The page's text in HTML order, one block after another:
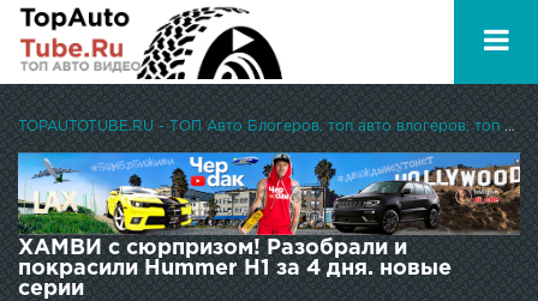
TOPAUTOTUBE.RU - ТОП Авто Блогеров, топ авто влогеров, топ авто ютуберов
ХАМВИ с сюрпризом! Разобрали и
покрасили Hummer H1 за 4 дня. новые
серии